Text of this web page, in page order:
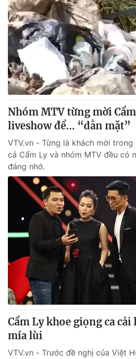
Nhóm MTV từng mời
liveshow để... “dằn mặt”
VTV.vn - Từng là khách mời trong
cả Cẩm Ly và nhóm MTV đều có
đáng nhớ.
Cẩm Ly khoe giọng ca
mía lùi
VTV.vn - Trước đề nghị của Việt